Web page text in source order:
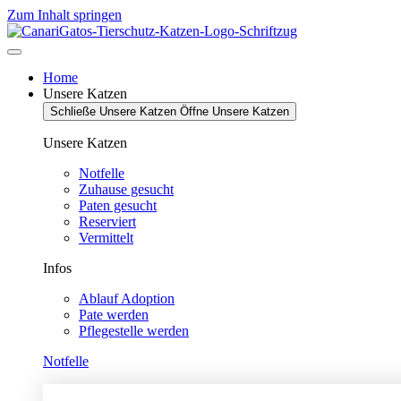
Zum Inhalt springen
Home
Unsere Katzen
Schließe Unsere Katzen Öffne Unsere Katzen
Unsere Katzen
Notfelle
Zuhause gesucht
Paten gesucht
Reserviert
Vermittelt
Infos
Ablauf Adoption
Pate werden
Pflegestelle werden
Notfelle